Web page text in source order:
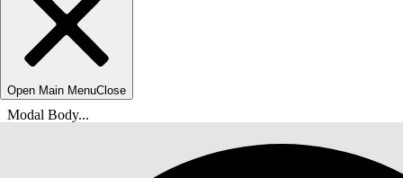
Open Main MenuClose
Modal Body...